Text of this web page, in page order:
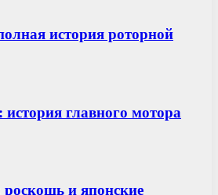
история роторной
история главного мотора
роскошь и японские